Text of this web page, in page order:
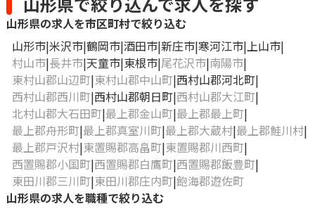
山形県の求人を市区町村で絞り込む
山形市 米沢市 鶴岡市 酒田市 新庄市 寒河江市 上山市
村山市 長井市 天童市 東根市 尾花沢市 南陽市
東村山郡山辺町 東村山郡中山町 西村山郡河北町
西村山郡西川町 西村山郡朝日町 西村山郡大江町
北村山郡大石田町 最上郡金山町 最上郡最上町
最上郡舟形町 最上郡真室川町 最上郡大蔵村 最上郡鮭川村
最上郡戸沢村 東置賜郡高畠町 東置賜郡川西町
西置賜郡小国町 西置賜郡白鷹町 西置賜郡飯豊町
東田川郡三川町 東田川郡庄内町 飽海郡遊佐町
山形県の求人を職種で絞り込む